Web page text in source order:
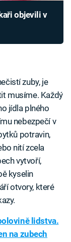
objevili v
zuby, je
musíme. Každý
jídla plného
nebezpečí v
potravin,
nití zcela
vytvoří,
kyselin
otvory, které
lidstva.
na zubech